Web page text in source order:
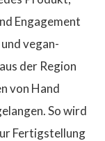
Engagement
vegan-
der Region
von Hand
So wird
Fertigstellung